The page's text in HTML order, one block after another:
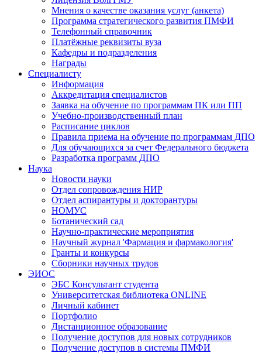
Мнения о качестве оказания услуг (анкета)
Программа стратегического развития ПМФИ
Телефонный справочник
Платёжные реквизиты вуза
Кафедры и подразделения
Награды
Специалисту
Информация
Аккредитация специалистов
Заявка на обучение по программам ПК или ПП
Учебно-производственный план
Расписание циклов
Правила приема на обучение по программам ДПО
Для обучающихся за счет Федерального бюджета
Разработка программ ДПО
Наука
Новости науки
Отдел сопровождения НИР
Отдел аспирантуры и докторантуры
НОМУС
Ботанический сад
Научно-практические мероприятия
Научный журнал 'Фармация и фармакология'
Гранты и конкурсы
Сборники научных трудов
ЭИОС
ЭБС Консультант студента
Университетская библиотека ONLINE
Личный кабинет
Портфолио
Дистанционное образование
Получение доступов для новых сотрудников
Получение доступов в системы ПМФИ